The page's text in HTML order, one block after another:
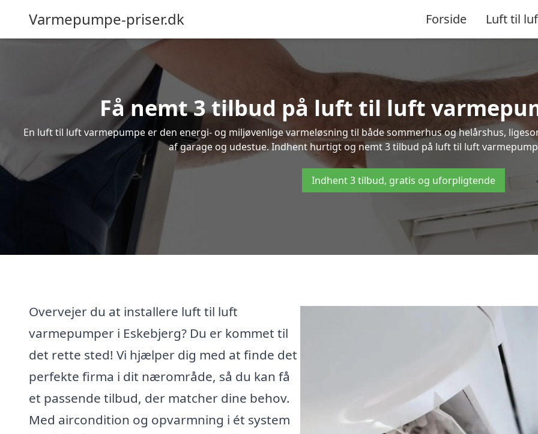
Varmepumpe-priser.dk Forside Luft til
Få nemt 3 tilbud på luft til luft
En luft til luft varmepumpe er den energi- og miljøvenlige varmeløsning til både sommerhus og helårshus,
af garage og udestue. Indhent hurtigt og nemt 3 tilbud på luft til luft
Indhent 3 tilbud, gratis og uforpligtende
Overvejer du at installere luft til luft
varmepumper i Eskebjerg? Du er kommet til
det rette sted! Vi hjælper dig med at finde det
perfekte firma i dit nærområde, så du kan få
et passende tilbud, der matcher dine behov.
Med aircondition og opvarmning i ét system